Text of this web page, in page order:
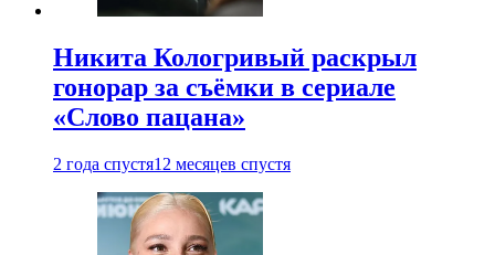
Никита Кологривый раскрыл
гонорар за съёмки в сериале
«Слово пацана»
2 года спустя12 месяцев спустя